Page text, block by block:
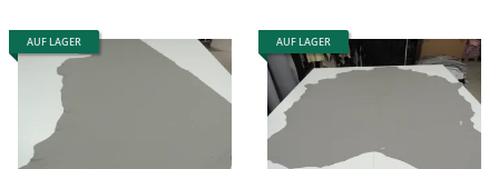
AUF LAGER AUF LAGER